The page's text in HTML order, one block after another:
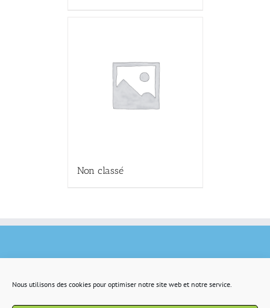
Nous utilisons des cookies pour optimiser notre site web et notre service.
Non classé